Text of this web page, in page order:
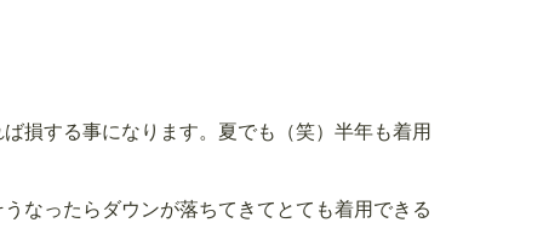
損する事になります。夏でも（笑）半年も着用
なったらダウンが落ちてきてとても着用できる